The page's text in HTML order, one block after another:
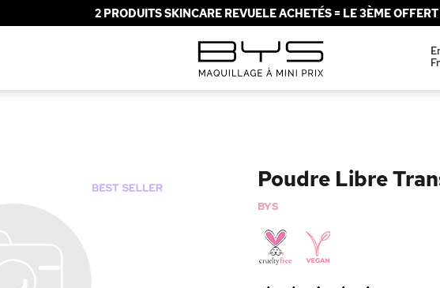
2 PRODUITS SKINCARE REVUELE ACHETÉS = LE 3ÈME
Poudre Libre
BYS